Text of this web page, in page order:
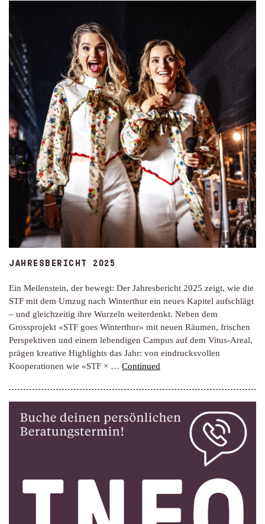
JAHRESBERICHT 2025
Ein Meilenstein, der bewegt: Der Jahresbericht 2025 zeigt, wie die
STF mit dem Umzug nach Winterthur ein neues Kapitel aufschlägt
– und gleichzeitig ihre Wurzeln weiterdenkt. Neben dem
Grossprojekt «STF goes Winterthur» mit neuen Räumen, frischen
Perspektiven und einem lebendigen Campus auf dem Vitus-Areal,
prägen kreative Highlights das Jahr: von eindrucksvollen
Kooperationen wie «STF × … Continued